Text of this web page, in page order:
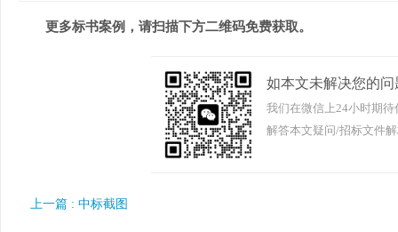
更多标书案例，请扫描下方二维码免费获取。
如本文未解决您的
我们在微信上24小时期待
解答本文疑问/招标文件
上一篇 : 中标截图